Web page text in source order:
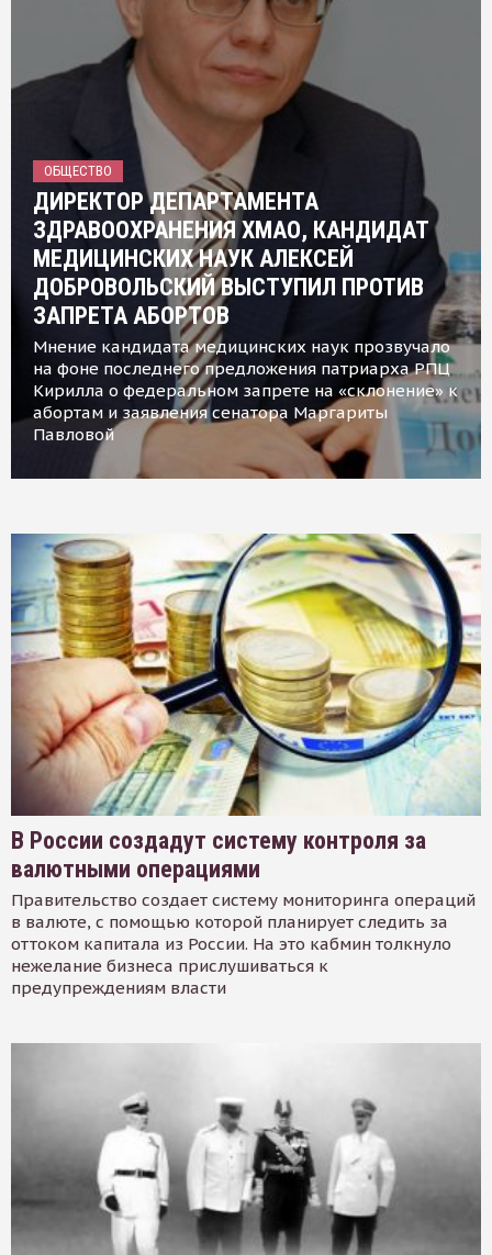
ОБЩЕСТВО
ДИРЕКТОР ДЕПАРТАМЕНТА
ЗДРАВООХРАНЕНИЯ ХМАО, КАНДИДАТ
МЕДИЦИНСКИХ НАУК АЛЕКСЕЙ
ДОБРОВОЛЬСКИЙ ВЫСТУПИЛ ПРОТИВ
ЗАПРЕТА АБОРТОВ
Мнение кандидата медицинских наук прозвучало
на фоне последнего предложения патриарха РПЦ
Кирилла о федеральном запрете на «склонение» к
абортам и заявления сенатора Маргариты
Павловой
В России создадут систему контроля за
валютными операциями
Правительство создает систему мониторинга операций
в валюте, с помощью которой планирует следить за
оттоком капитала из России. На это кабмин толкнуло
нежелание бизнеса прислушиваться к
предупреждениям власти